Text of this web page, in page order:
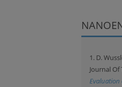
1. D.
Journal
Evaluation